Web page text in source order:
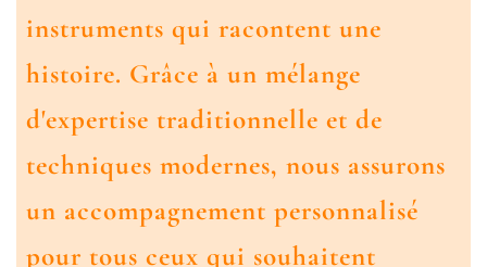
instruments qui racontent une
histoire. Grâce à un mélange
d'expertise traditionnelle et de
techniques modernes, nous assurons
un accompagnement personnalisé
pour tous ceux qui souhaitent